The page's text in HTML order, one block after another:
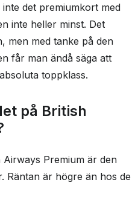
det premiumkort med
inte heller minst. Det
men med tanke på den
får man ändå säga att
toppklass.
på British
Premium är den
Räntan är högre än hos de